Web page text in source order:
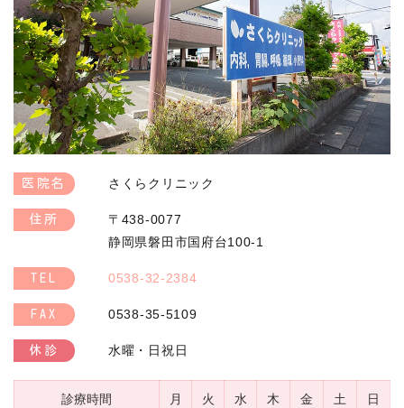
医院名 さくらクリニック
住所
〒438-0077
静岡県磐田市国府台100-1
TEL 0538-32-2384
FAX 0538-35-5109
休診 水曜・日祝日
診療時間 月 火 水 木 金 土 日